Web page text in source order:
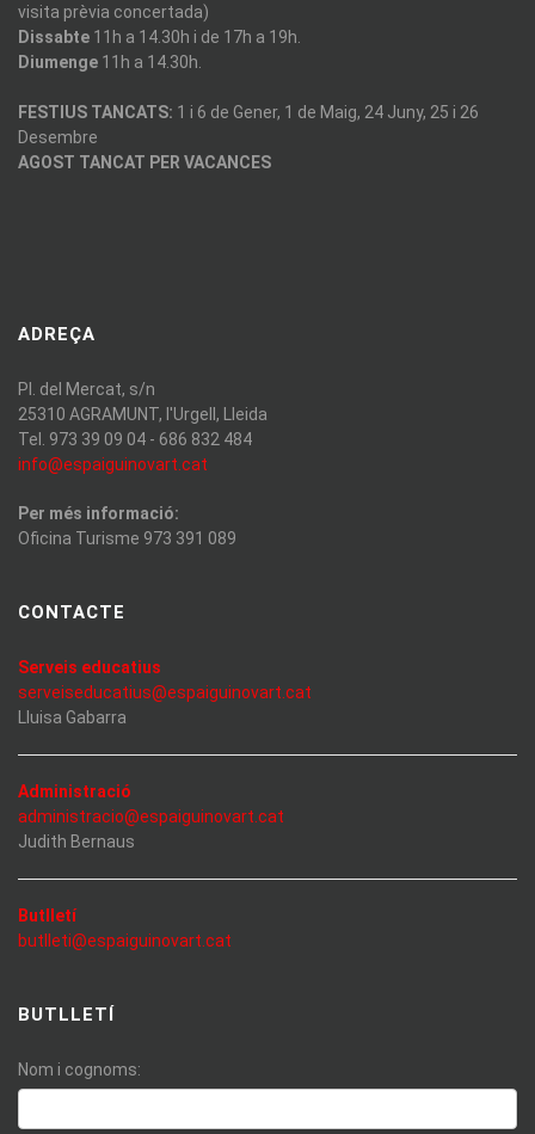
visita prèvia concertada)
Dissabte 11h a 14.30h i de 17h a 19h.
Diumenge 11h a 14.30h.
FESTIUS TANCATS: 1 i 6 de Gener, 1 de Maig, 24 Juny, 25 i 26
Desembre
AGOST TANCAT PER VACANCES
ADREÇA
Pl. del Mercat, s/n
25310 AGRAMUNT, l'Urgell, Lleida
Tel. 973 39 09 04 - 686 832 484
info@espaiguinovart.cat
Per més informació:
Oficina Turisme 973 391 089
CONTACTE
Serveis educatius
serveiseducatius@espaiguinovart.cat
Lluisa Gabarra
Administració
administracio@espaiguinovart.cat
Judith Bernaus
Butlletí
butlleti@espaiguinovart.cat
BUTLLETÍ
Nom i cognoms: